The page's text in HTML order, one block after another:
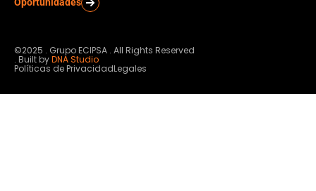
©2025 . Grupo ECIPSA . All Rights Reserved
. Built byDNA Studio
Políticas de PrivacidadLegales